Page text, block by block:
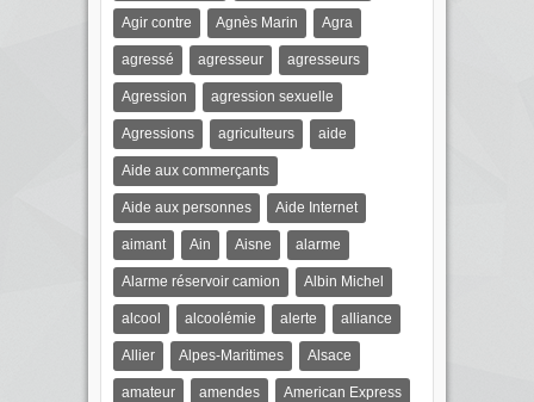
Agir contre Agnès Marin Agra
agressé agresseur agresseurs
Agression agression sexuelle
Agressions agriculteurs aide
Aide aux commerçants
Aide aux personnes Aide Internet
aimant Ain Aisne alarme
Alarme réservoir camion Albin Michel
alcool alcoolémie alerte alliance
Allier Alpes-Maritimes Alsace
amateur amendes American Express